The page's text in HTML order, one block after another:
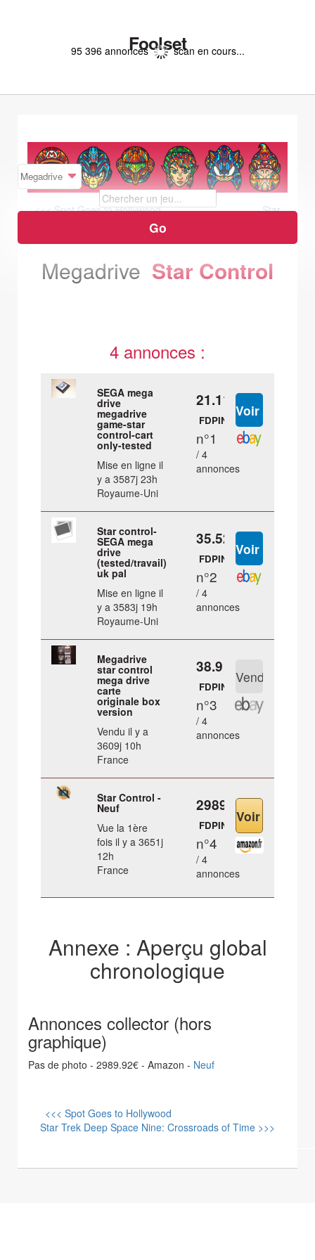
Foolset
95 396 annonces scan en cours...
<<< Spot Goes to Hollywood
Star
Trek Deep Space Nine: Crossroads of Time >>>
Megadrive Star Control
4 annonces :
SEGA mega
drive
megadrive
game-star
control-cart
only-tested
Mise en ligne il
y a 3587j 23h
Royaume-Uni
21.11 €
FDPIN
n°1
/ 4
annonces
Star control-
SEGA mega
drive
(tested/travail)
uk pal
Mise en ligne il
y a 3583j 19h
Royaume-Uni
35.52 €
FDPIN
n°2
/ 4
annonces
Megadrive
star control
mega drive
carte
originale box
version
Vendu il y a
3609j 10h
France
38.9 €
FDPIN
n°3
/ 4
annonces
Star Control -
Neuf
Vue la 1ère
fois il y a 3651j
12h
France
2989.92 €
FDPIN
n°4
/ 4
annonces
Annexe : Aperçu global
chronologique
Annonces collector (hors
graphique)
Pas de photo - 2989.92€ - Amazon - Neuf
<<< Spot Goes to Hollywood
Star Trek Deep Space Nine: Crossroads of Time >>>